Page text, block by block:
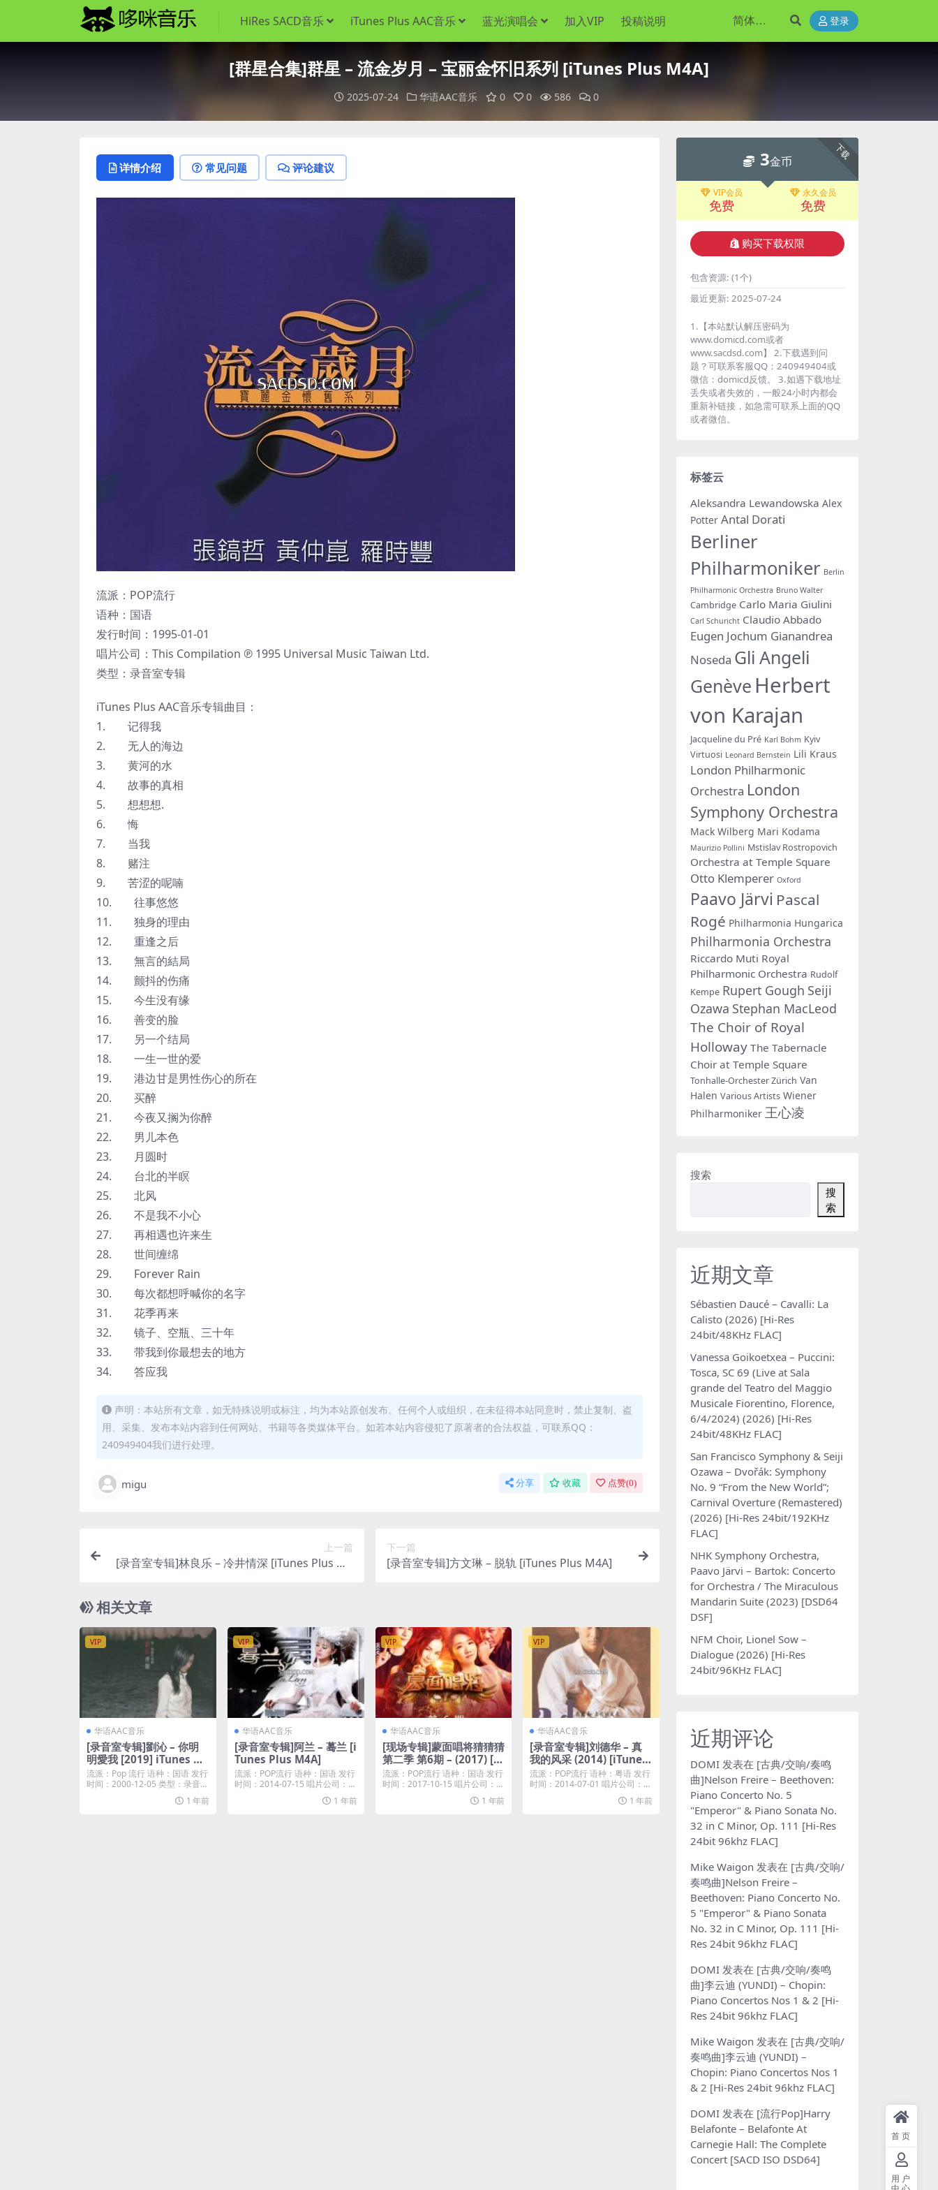
HiRes SACD音乐 iTunes Plus AAC音乐 蓝光演唱会 加入VIP 投稿说明 登录
[群星合集]群星 – 流金岁月 – 宝丽金怀旧系列 [iTunes Plus M4A]
2025-07-24 华语AAC音乐 0 0 586 0
详情介绍 常见问题 评论建议
流派：POP流行
语种：国语
发行时间：1995-01-01
唱片公司：This Compilation ℗ 1995 Universal Music Taiwan Ltd.
类型：录音室专辑
iTunes Plus AAC音乐专辑曲目：
1. 记得我
2. 无人的海边
3. 黄河的水
4. 故事的真相
5. 想想想.
6. 悔
7. 当我
8. 赌注
9. 苦涩的呢喃
10. 往事悠悠
11. 独身的理由
12. 重逢之后
13. 無言的結局
14. 颤抖的伤痛
15. 今生没有缘
16. 善变的脸
17. 另一个结局
18. 一生一世的爱
19. 港边甘是男性伤心的所在
20. 买醉
21. 今夜又搁为你醉
22. 男儿本色
23. 月圆时
24. 台北的半瞑
25. 北风
26. 不是我不小心
27. 再相遇也许来生
28. 世间缠绵
29. Forever Rain
30. 每次都想呼喊你的名字
31. 花季再来
32. 镜子、空瓶、三十年
33. 带我到你最想去的地方
34. 答应我
声明：本站所有文章，如无特殊说明或标注，均为本站原创发布。任何个人或组织，在未征得本站同意时，禁止复制、盗
用、采集、发布本站内容到任何网站、书籍等各类媒体平台。如若本站内容侵犯了原著者的合法权益，可联系QQ：
240949404我们进行处理。
migu 分享 收藏 点赞(0)
上一篇
[录音室专辑]林良乐 – 冷井情深 [iTunes Plus M4
下一篇
[录音室专辑]方文琳 – 脱轨 [iTunes Plus M4A]
相关文章
VIP
华语AAC音乐
[录音室专辑]劉沁 – 你明
明愛我 [2019] iTunes Pl
us AAC
流派：Pop 流行 语种：国语 发行
时间：2000-12-05 类型：录音室
1 年前
VIP
华语AAC音乐
[录音室专辑]阿兰 – 蓦兰 [i
Tunes Plus M4A]
流派：POP流行 语种：国语 发行
时间：2014-07-15 唱片公司：乐
1 年前
VIP
华语AAC音乐
[现场专辑]蒙面唱将猜猜猜
第二季 第6期 – (2017) [iT
unes Plus AAC]
流派：POP流行 语种：国语 发行
时间：2017-10-15 唱片公司：梦
1 年前
VIP
华语AAC音乐
[录音室专辑]刘德华 – 真
我的风采 (2014) [iTunes
Plus M4A]
流派：POP流行 语种：粤语 发行
时间：2014-07-01 唱片公司：℗
1 年前
下载
3金币
VIP会员
免费
永久会员
免费
购买下载权限
包含资源: (1个)
最近更新: 2025-07-24
1.【本站默认解压密码为
www.domicd.com或者
www.sacdsd.com】 2.下载遇到问
题？可联系客服QQ：240949404或
微信：domicd反馈。 3.如遇下载地址
丢失或者失效的，一般24小时内都会
重新补链接，如急需可联系上面的QQ
或者微信。
标签云
Aleksandra Lewandowska Alex
Potter Antal Dorati
Berliner
Philharmoniker Berlin
Philharmonic Orchestra Bruno Walter
Cambridge Carlo Maria Giulini
Carl Schuricht Claudio Abbado
Eugen Jochum Gianandrea
Noseda Gli Angeli
Genève Herbert
von Karajan
Jacqueline du Pré Karl Bohm Kyiv
Virtuosi Leonard Bernstein Lili Kraus
London Philharmonic
Orchestra London
Symphony Orchestra
Mack Wilberg Mari Kodama
Maurizio Pollini Mstislav Rostropovich
Orchestra at Temple Square
Otto Klemperer Oxford
Paavo Järvi Pascal
Rogé Philharmonia Hungarica
Philharmonia Orchestra
Riccardo Muti Royal
Philharmonic Orchestra Rudolf
Kempe Rupert Gough Seiji
Ozawa Stephan MacLeod
The Choir of Royal
Holloway The Tabernacle
Choir at Temple Square
Tonhalle-Orchester Zürich Van
Halen Various Artists Wiener
Philharmoniker 王心凌
搜索
搜
索
近期文章
Sébastien Daucé – Cavalli: La
Calisto (2026) [Hi-Res
24bit/48KHz FLAC]
Vanessa Goikoetxea – Puccini:
Tosca, SC 69 (Live at Sala
grande del Teatro del Maggio
Musicale Fiorentino, Florence,
6/4/2024) (2026) [Hi-Res
24bit/48KHz FLAC]
San Francisco Symphony & Seiji
Ozawa – Dvořák: Symphony
No. 9 “From the New World”;
Carnival Overture (Remastered)
(2026) [Hi-Res 24bit/192KHz
FLAC]
NHK Symphony Orchestra,
Paavo Järvi – Bartok: Concerto
for Orchestra / The Miraculous
Mandarin Suite (2023) [DSD64
DSF]
NFM Choir, Lionel Sow –
Dialogue (2026) [Hi-Res
24bit/96KHz FLAC]
近期评论
DOMI 发表在 [古典/交响/奏鸣
曲]Nelson Freire – Beethoven:
Piano Concerto No. 5
"Emperor" & Piano Sonata No.
32 in C Minor, Op. 111 [Hi-Res
24bit 96khz FLAC]
Mike Waigon 发表在 [古典/交响/
奏鸣曲]Nelson Freire –
Beethoven: Piano Concerto No.
5 "Emperor" & Piano Sonata
No. 32 in C Minor, Op. 111 [Hi-
Res 24bit 96khz FLAC]
DOMI 发表在 [古典/交响/奏鸣
曲]李云迪 (YUNDI) – Chopin:
Piano Concertos Nos 1 & 2 [Hi-
Res 24bit 96khz FLAC]
Mike Waigon 发表在 [古典/交响/
奏鸣曲]李云迪 (YUNDI) –
Chopin: Piano Concertos Nos 1
& 2 [Hi-Res 24bit 96khz FLAC]
DOMI 发表在 [流行Pop]Harry
Belafonte – Belafonte At
Carnegie Hall: The Complete
Concert [SACD ISO DSD64]
首页
用户